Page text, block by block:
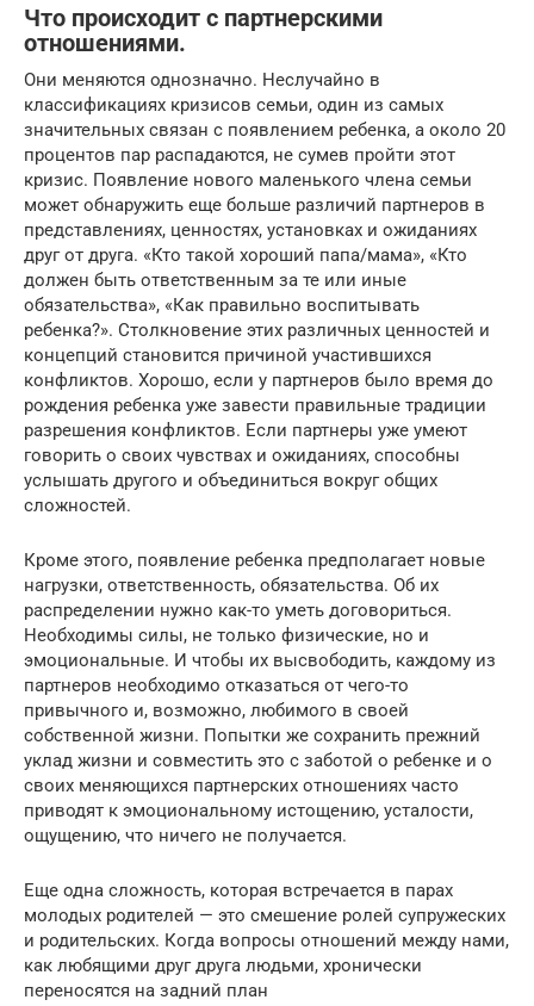
Что происходит с партнерскими
отношениями.
Они меняются однозначно. Неслучайно в
классификациях кризисов семьи, один из самых
значительных связан с появлением ребенка, а около 20
процентов пар распадаются, не сумев пройти этот
кризис. Появление нового маленького члена семьи
может обнаружить еще больше различий партнеров в
представлениях, ценностях, установках и ожиданиях
друг от друга. «Кто такой хороший папа/мама», «Кто
должен быть ответственным за те или иные
обязательства», «Как правильно воспитывать
ребенка?». Столкновение этих различных ценностей и
концепций становится причиной участившихся
конфликтов. Хорошо, если у партнеров было время до
рождения ребенка уже завести правильные традиции
разрешения конфликтов. Если партнеры уже умеют
говорить о своих чувствах и ожиданиях, способны
услышать другого и объединиться вокруг общих
сложностей.
Кроме этого, появление ребенка предполагает новые
нагрузки, ответственность, обязательства. Об их
распределении нужно как-то уметь договориться.
Необходимы силы, не только физические, но и
эмоциональные. И чтобы их высвободить, каждому из
партнеров необходимо отказаться от чего-то
привычного и, возможно, любимого в своей
собственной жизни. Попытки же сохранить прежний
уклад жизни и совместить это с заботой о ребенке и о
своих меняющихся партнерских отношениях часто
приводят к эмоциональному истощению, усталости,
ощущению, что ничего не получается.
Еще одна сложность, которая встречается в парах
молодых родителей — это смешение ролей супружеских
и родительских. Когда вопросы отношений между нами,
как любящими друг друга людьми, хронически
переносятся на задний план